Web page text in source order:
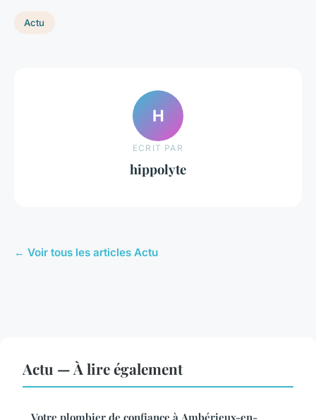
Actu
H
ECRIT PAR
hippolyte
← Voir tous les articles Actu
Actu — À lire également
Votre plombier de confiance à Ambérieux-en-